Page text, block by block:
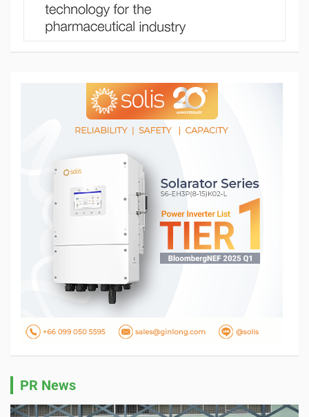
PR News